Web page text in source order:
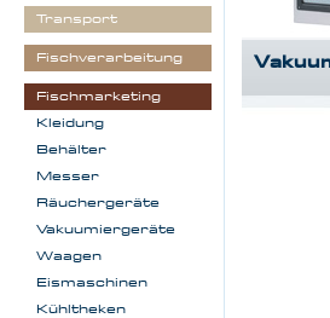
Transport
Fischverarbeitung
Fischmarketing
Kleidung
Behälter
Messer
Räuchergeräte
Vakuumiergeräte
Waagen
Eismaschinen
Kühltheken